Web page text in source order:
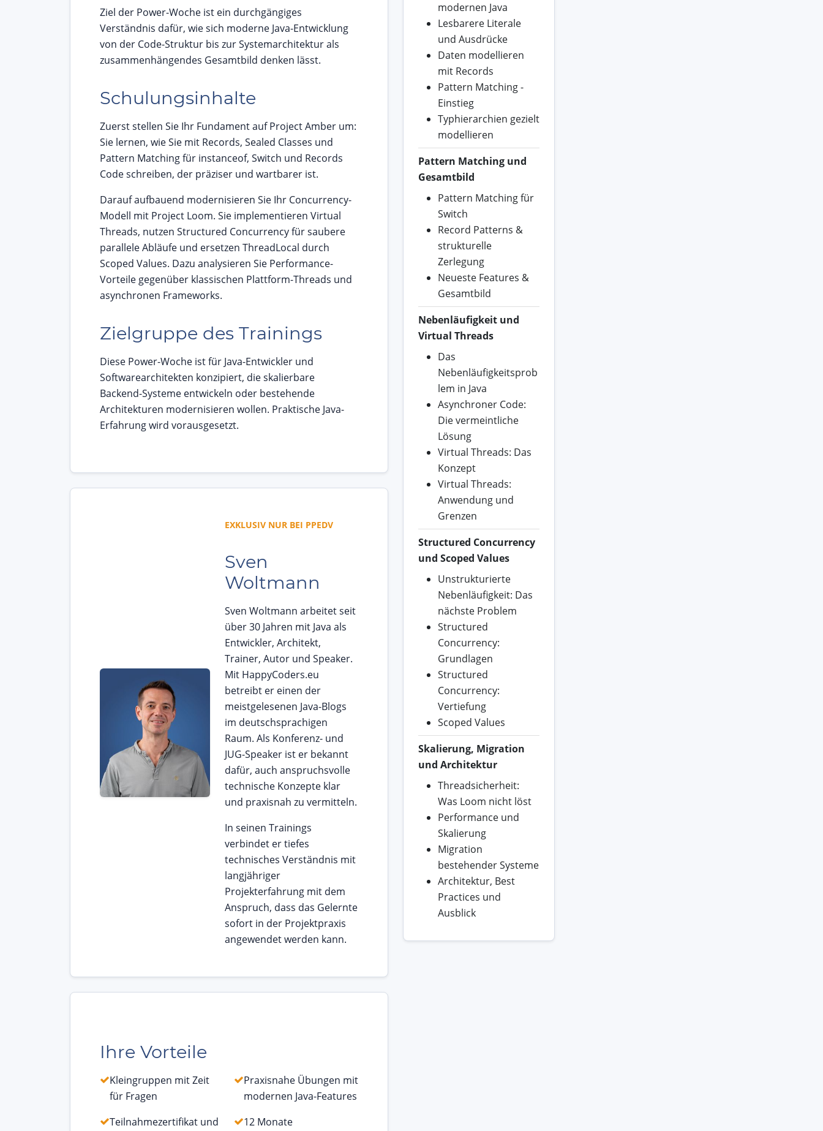
Ziel der Power-Woche ist ein durchgängiges
Verständnis dafür, wie sich moderne Java-Entwicklung
von der Code-Struktur bis zur Systemarchitektur als
zusammenhängendes Gesamtbild denken lässt.
Schulungsinhalte
Zuerst stellen Sie Ihr Fundament auf Project Amber um:
Sie lernen, wie Sie mit Records, Sealed Classes und
Pattern Matching für instanceof, Switch und Records
Code schreiben, der präziser und wartbarer ist.
Darauf aufbauend modernisieren Sie Ihr Concurrency-
Modell mit Project Loom. Sie implementieren Virtual
Threads, nutzen Structured Concurrency für saubere
parallele Abläufe und ersetzen ThreadLocal durch
Scoped Values. Dazu analysieren Sie Performance-
Vorteile gegenüber klassischen Plattform-Threads und
asynchronen Frameworks.
Zielgruppe des Trainings
Diese Power-Woche ist für Java-Entwickler und
Softwarearchitekten konzipiert, die skalierbare
Backend-Systeme entwickeln oder bestehende
Architekturen modernisieren wollen. Praktische Java-
Erfahrung wird vorausgesetzt.
EXKLUSIV NUR BEI PPEDV
Sven
Woltmann
Sven Woltmann arbeitet seit
über 30 Jahren mit Java als
Entwickler, Architekt,
Trainer, Autor und Speaker.
Mit HappyCoders.eu
betreibt er einen der
meistgelesenen Java-Blogs
im deutschsprachigen
Raum. Als Konferenz- und
JUG-Speaker ist er bekannt
dafür, auch anspruchsvolle
technische Konzepte klar
und praxisnah zu vermitteln.
In seinen Trainings
verbindet er tiefes
technisches Verständnis mit
langjähriger
Projekterfahrung mit dem
Anspruch, dass das Gelernte
sofort in der Projektpraxis
angewendet werden kann.
Ihre Vorteile
Kleingruppen mit Zeit
für Fragen
Praxisnahe Übungen mit
modernen Java-Features
Teilnahmezertifikat und
12 Monate
modernen Java
Lesbarere Literale
und Ausdrücke
Daten modellieren
mit Records
Pattern Matching -
Einstieg
Typhierarchien gezielt
modellieren
Pattern Matching und
Gesamtbild
Pattern Matching für
Switch
Record Patterns &
strukturelle
Zerlegung
Neueste Features &
Gesamtbild
Nebenläufigkeit und
Virtual Threads
Das
Nebenläufigkeitsprob
lem in Java
Asynchroner Code:
Die vermeintliche
Lösung
Virtual Threads: Das
Konzept
Virtual Threads:
Anwendung und
Grenzen
Structured Concurrency
und Scoped Values
Unstrukturierte
Nebenläufigkeit: Das
nächste Problem
Structured
Concurrency:
Grundlagen
Structured
Concurrency:
Vertiefung
Scoped Values
Skalierung, Migration
und Architektur
Threadsicherheit:
Was Loom nicht löst
Performance und
Skalierung
Migration
bestehender Systeme
Architektur, Best
Practices und
Ausblick